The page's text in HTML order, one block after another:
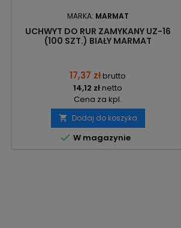
MARKA: MARMAT
UCHWYT DO RUR ZAMYKANY UZ-16
(100 SZT.) BIAŁY MARMAT
17,37 złbrutto
14,12 złnetto
Cena za kpl.
 Dodaj do koszyka
 W magazynie